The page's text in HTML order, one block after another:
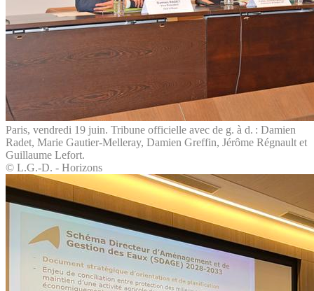
Paris, vendredi 19 juin. Tribune officielle avec de g. à d. : Damien
Radet, Marie Gautier-Melleray, Damien Greffin, Jérôme Régnault et
Guillaume Lefort.
© L.G.-D. - Horizons